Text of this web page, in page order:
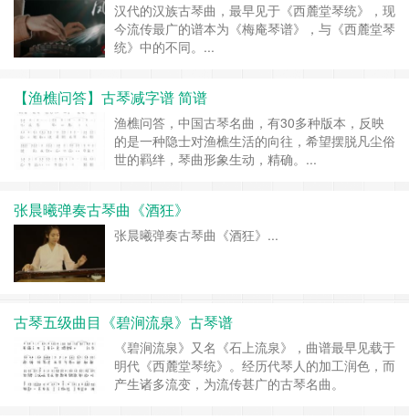
汉代的汉族古琴曲，最早见于《西麓堂琴统》，现
今流传最广的谱本为《梅庵琴谱》，与《西麓堂琴
统》中的不同。...
【渔樵问答】古琴减字谱 简谱
渔樵问答，中国古琴名曲，有30多种版本，反映
的是一种隐士对渔樵生活的向往，希望摆脱凡尘俗
世的羁绊，琴曲形象生动，精确。...
张晨曦弹奏古琴曲《酒狂》
张晨曦弹奏古琴曲《酒狂》...
古琴五级曲目《碧涧流泉》古琴谱
《碧涧流泉》又名《石上流泉》，曲谱最早见载于
明代《西麓堂琴统》。经历代琴人的加工润色，而
产生诸多流变，为流传甚广的古琴名曲。